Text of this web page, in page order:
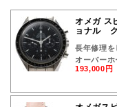
オメガ ス
ョナル
長年修理
オーバー
193,000円